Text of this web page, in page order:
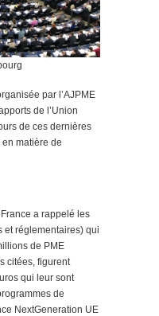
par l’AJPME
de l’Union
de ces dernières
matière de
a rappelé les
et réglementaires) qui
de PME
citées, figurent
qui leur sont
de
NextGeneration UE